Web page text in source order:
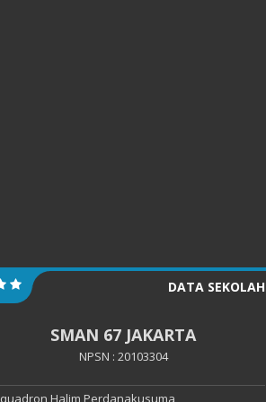
DATA SEKOLAH
SMAN 67 JAKARTA
NPSN : 20103304